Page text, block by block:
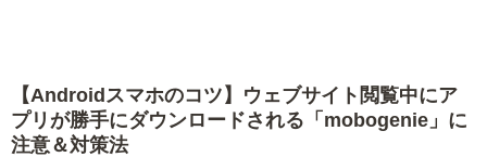
【Androidスマホのコツ】ウェブサイト閲覧中にア
プリが勝手にダウンロードされる「mobogenie」に
注意＆対策法